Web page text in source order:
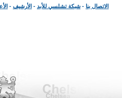
الاتصال بنا- شبكة تشلسي للأبد -الأرشيف-الأعلى